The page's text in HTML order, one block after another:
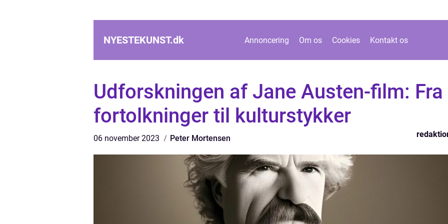
NYESTEKUNST.dk Annoncering Om os Cookies Kontakt os
Udforskningen af Jane Austen-film: Fra
fortolkninger til kulturstykker
06 november 2023 Peter Mortensen